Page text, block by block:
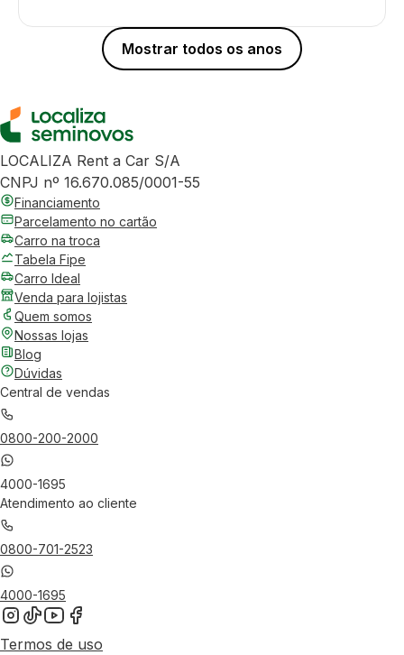
Mostrar todos os anos
LOCALIZA Rent a Car S/A
CNPJ nº 16.670.085/0001-55
Financiamento
Parcelamento no cartão
Carro na troca
Tabela Fipe
Carro Ideal
Venda para lojistas
Quem somos
Nossas lojas
Blog
Dúvidas
Central de vendas
0800-200-2000
4000-1695
Atendimento ao cliente
0800-701-2523
4000-1695
Termos de uso